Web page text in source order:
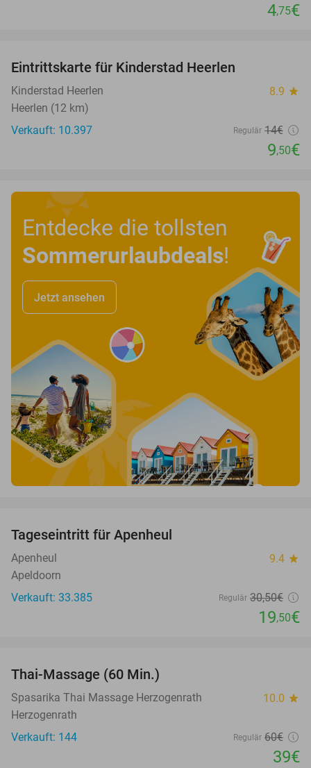
4,75€
Eintrittskarte für Kinderstad Heerlen
Kinderstad Heerlen 8.9 star
Heerlen (12 km)
Verkauft: 10.397
Regulär 14€
9,50€
Entdecke die tollsten
Sommerurlaubdeals!
Jetzt ansehen
Tageseintritt für Apenheul
Apenheul 9.4 star
Apeldoorn
Verkauft: 33.385
Regulär 30,50€
19,50€
Thai-Massage (60 Min.)
Spasarika Thai Massage Herzogenrath 10.0 star
Herzogenrath
Verkauft: 144
Regulär 60€
39€